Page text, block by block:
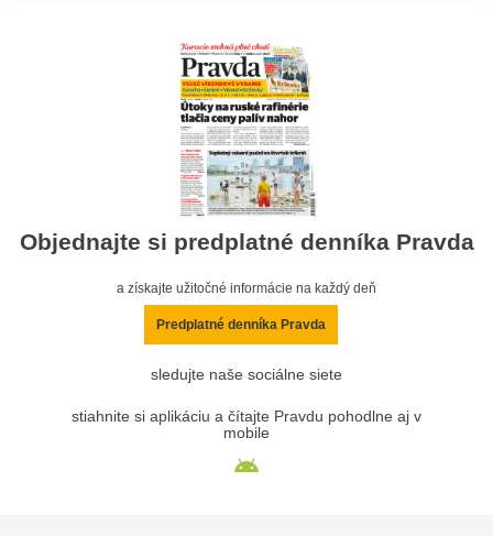
Objednajte si predplatné denníka Pravda
a získajte užitočné informácie na každý deň
Predplatné denníka Pravda
sledujte naše sociálne siete
stiahnite si aplikáciu a čítajte Pravdu pohodlne aj v
mobile